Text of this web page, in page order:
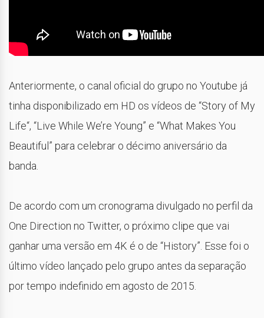
Anteriormente, o canal oficial do grupo no Youtube já
tinha disponibilizado em HD os vídeos de “Story of My
Life“, “Live While We’re Young” e “What Makes You
Beautiful” para celebrar o décimo aniversário da
banda.
De acordo com um cronograma divulgado no perfil da
One Direction no Twitter, o próximo clipe que vai
ganhar uma versão em 4K é o de “History”. Esse foi o
último vídeo lançado pelo grupo antes da separação
por tempo indefinido em agosto de 2015.